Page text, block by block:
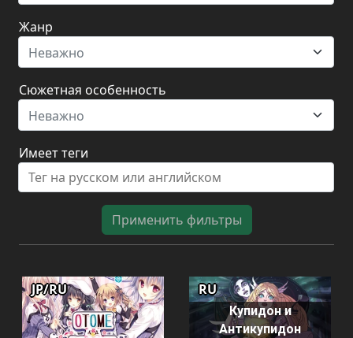
Жанр
Неважно
Сюжетная особенность
Неважно
Имеет теги
Применить фильтры
JP/RU
Купидон и
Антикупидон
RU